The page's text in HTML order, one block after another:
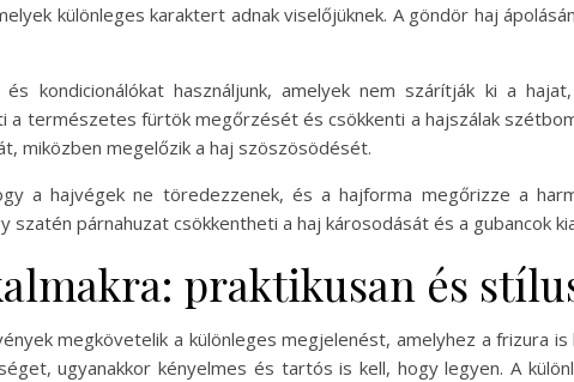
különleges karaktert adnak viselőjüknek. A göndör haj
kondicionálókat használjunk, amelyek nem szárítják ki a
a természetes fürtök megőrzését és csökkenti a hajszálak
miközben megelőzik a haj szöszösödését.
a hajvégek ne töredezzenek, és a hajforma megőrizze a
párnahuzat csökkentheti a haj károsodását és a gubancok
praktikusan és
megkövetelik a különleges megjelenést, amelyhez a frizura
ugyanakkor kényelmes és tartós is kell, hogy legyen. A